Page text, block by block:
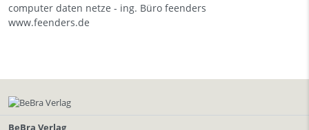
computer daten netze - ing. Büro feenders
www.feenders.de
BeBra Verlag